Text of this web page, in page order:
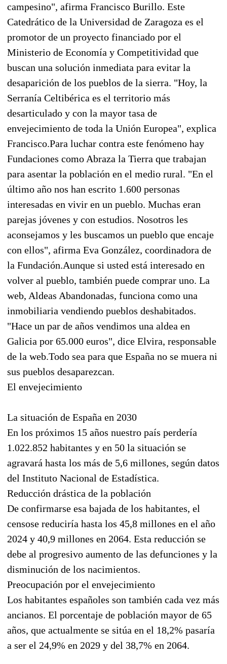
campesino", afirma Francisco Burillo. Este
Catedrático de la Universidad de Zaragoza es el
promotor de un proyecto financiado por el
Ministerio de Economía y Competitividad que
buscan una solución inmediata para evitar la
desaparición de los pueblos de la sierra. "Hoy, la
Serranía Celtibérica es el territorio más
desarticulado y con la mayor tasa de
envejecimiento de toda la Unión Europea", explica
Francisco.Para luchar contra este fenómeno hay
Fundaciones como Abraza la Tierra que trabajan
para asentar la población en el medio rural. "En el
último año nos han escrito 1.600 personas
interesadas en vivir en un pueblo. Muchas eran
parejas jóvenes y con estudios. Nosotros les
aconsejamos y les buscamos un pueblo que encaje
con ellos", afirma Eva González, coordinadora de
la Fundación.Aunque si usted está interesado en
volver al pueblo, también puede comprar uno. La
web, Aldeas Abandonadas, funciona como una
inmobiliaria vendiendo pueblos deshabitados.
"Hace un par de años vendimos una aldea en
Galicia por 65.000 euros", dice Elvira, responsable
de la web.Todo sea para que España no se muera ni
sus pueblos desaparezcan.
El envejecimiento
La situación de España en 2030
En los próximos 15 años nuestro país perdería
1.022.852 habitantes y en 50 la situación se
agravará hasta los más de 5,6 millones, según datos
del Instituto Nacional de Estadística.
Reducción drástica de la población
De confirmarse esa bajada de los habitantes, el
censose reduciría hasta los 45,8 millones en el año
2024 y 40,9 millones en 2064. Esta reducción se
debe al progresivo aumento de las defunciones y la
disminución de los nacimientos.
Preocupación por el envejecimiento
Los habitantes españoles son también cada vez más
ancianos. El porcentaje de población mayor de 65
años, que actualmente se sitúa en el 18,2% pasaría
a ser el 24,9% en 2029 y del 38,7% en 2064.